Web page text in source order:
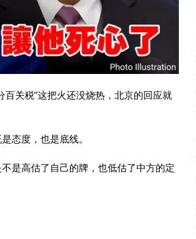
关税”这把火还没烧热，北京的回应就
态度，也是底线。
是高估了自己的牌，也低估了中方的定